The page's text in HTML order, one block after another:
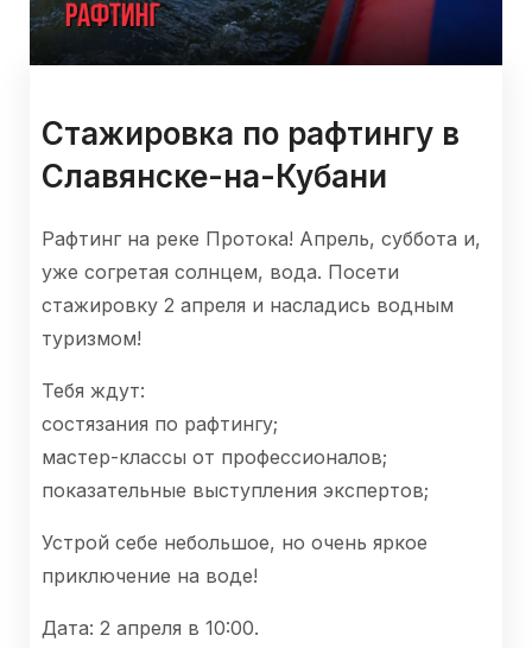
Стажировка по рафтингу в
Славянске-на-Кубани
Рафтинг на реке Протока! Апрель, суббота и,
уже согретая солнцем, вода. Посети
стажировку 2 апреля и насладись водным
туризмом!
Тебя ждут:
состязания по рафтингу;
мастер-классы от профессионалов;
показательные выступления экспертов;
Устрой себе небольшое, но очень яркое
приключение на воде!
Дата: 2 апреля в 10:00.